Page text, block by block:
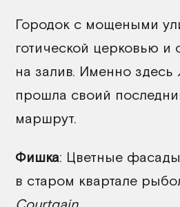
Городок с мощеными
готической церковью
на залив. Именно здесь
прошла своий
маршрут.
Фишка: Цветные
в старом квартале